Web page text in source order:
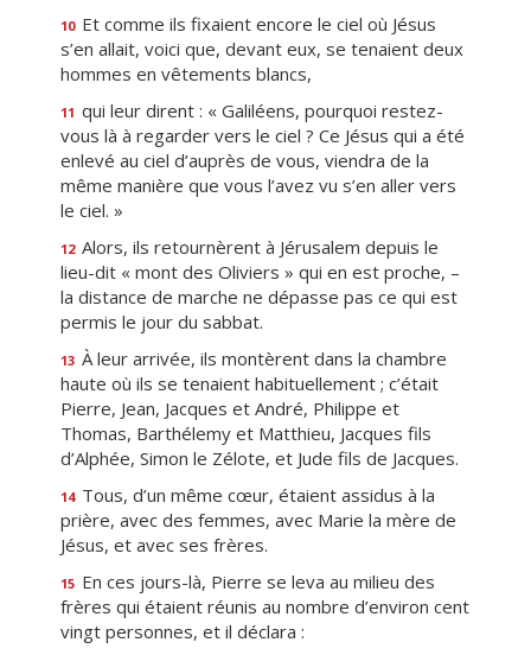
10 Et comme ils fixaient encore le ciel où Jésus
s’en allait, voici que, devant eux, se tenaient deux
hommes en vêtements blancs,
11 qui leur dirent : « Galiléens, pourquoi restez-
vous là à regarder vers le ciel ? Ce Jésus qui a été
enlevé au ciel d’auprès de vous, viendra de la
même manière que vous l’avez vu s’en aller vers
le ciel. »
12 Alors, ils retournèrent à Jérusalem depuis le
lieu-dit « mont des Oliviers » qui en est proche, –
la distance de marche ne dépasse pas ce qui est
permis le jour du sabbat.
13 À leur arrivée, ils montèrent dans la chambre
haute où ils se tenaient habituellement ; c’était
Pierre, Jean, Jacques et André, Philippe et
Thomas, Barthélemy et Matthieu, Jacques fils
d’Alphée, Simon le Zélote, et Jude fils de Jacques.
14 Tous, d’un même cœur, étaient assidus à la
prière, avec des femmes, avec Marie la mère de
Jésus, et avec ses frères.
15 En ces jours-là, Pierre se leva au milieu des
frères qui étaient réunis au nombre d’environ cent
vingt personnes, et il déclara :